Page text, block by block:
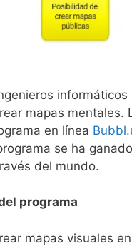
mapas
en línea
se ha
del mundo.
programa
mapas visuales